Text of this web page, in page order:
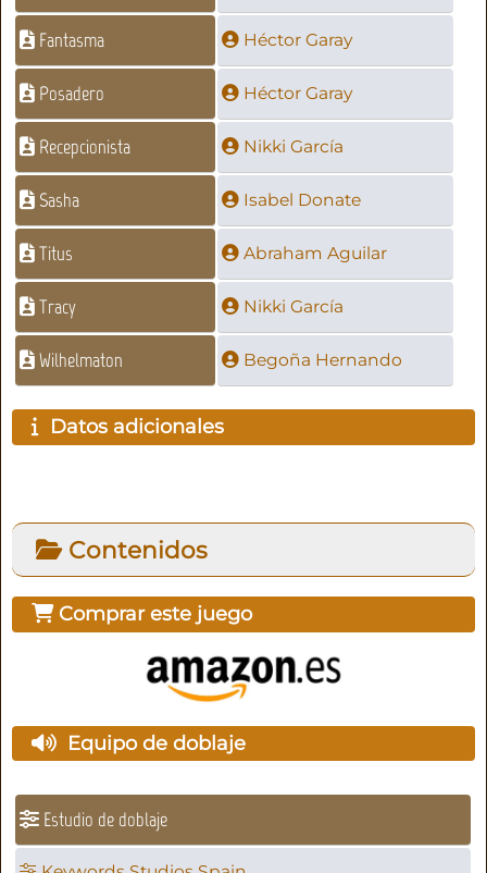
Fantasma Héctor Garay
Posadero Héctor Garay
Recepcionista Nikki García
Sasha Isabel Donate
Titus Abraham Aguilar
Tracy Nikki García
Wilhelmaton Begoña Hernando
Datos adicionales
Contenidos
Comprar este juego
Equipo de doblaje
Estudio de doblaje